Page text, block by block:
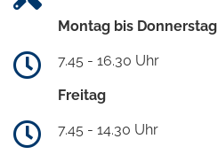
Montag bis Donnerstag
7.45 - 16.30 Uhr
Freitag
7.45 - 14.30 Uhr